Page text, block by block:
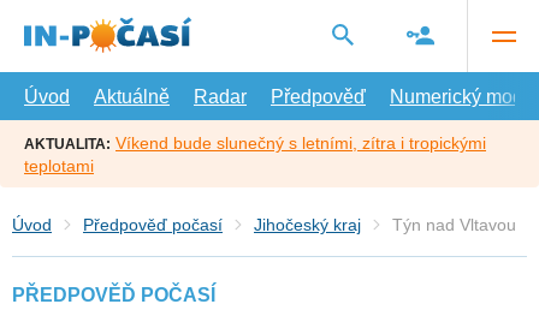
hlavní
Úvod
Aktuálně Radar Předpověď Numerický model
AKTUALITA: Víkend bude slunečný s letními, zítra i tropickými
teplotami
Úvod Předpověď počasí Jihočeský kraj Týn nad Vltavou
PŘEDPOVĚĎ POČASÍ